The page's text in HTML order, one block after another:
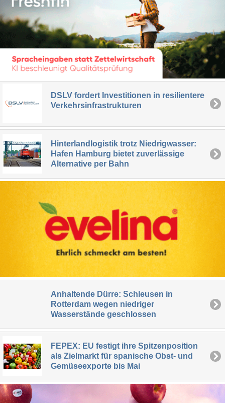
DSLV fordert Investitionen in resilientere
Verkehrsinfrastrukturen
Hinterlandlogistik trotz Niedrigwasser:
Hafen Hamburg bietet zuverlässige
Alternative per Bahn
Anhaltende Dürre: Schleusen in
Rotterdam wegen niedriger
Wasserstände geschlossen
FEPEX: EU festigt ihre Spitzenposition
als Zielmarkt für spanische Obst- und
Gemüseexporte bis Mai